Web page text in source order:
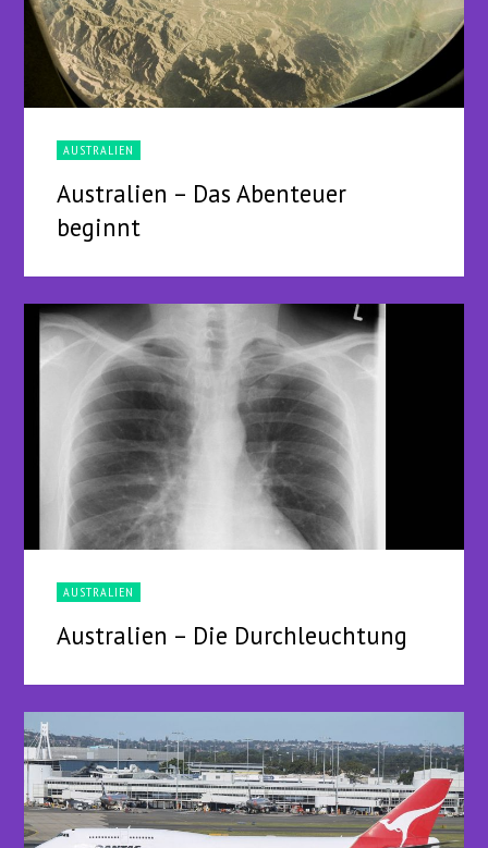
AUSTRALIEN
Australien – Das Abenteuer
beginnt
AUSTRALIEN
Australien – Die Durchleuchtung